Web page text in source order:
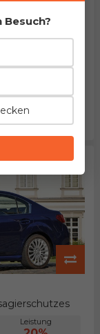
Leistung
18%
niedriger
2%
Preis
84%
niedriger
Leistung